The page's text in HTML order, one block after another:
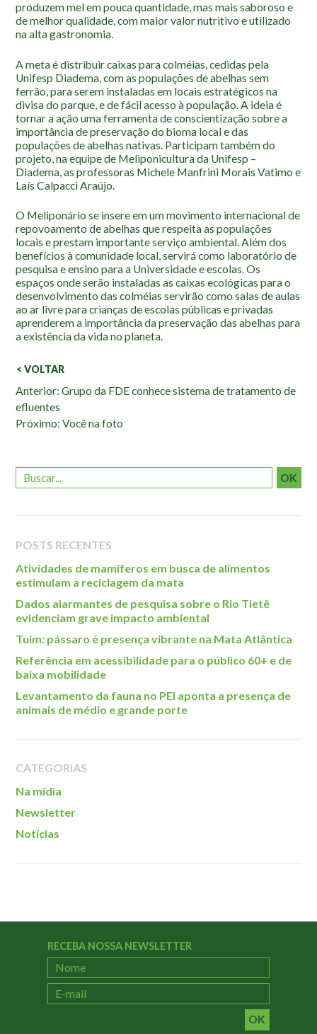
Contato
Como chegar
Assessoria de Imprensa
Localização
produzem mel em pouca quantidade, mas mais saboroso e
de melhor qualidade, com maior valor nutritivo e utilizado
na alta gastronomia.
A meta é distribuir caixas para colméias, cedidas pela
Unifesp Diadema, com as populações de abelhas sem
ferrão, para serem instaladas em locais estratégicos na
divisa do parque, e de fácil acesso à população. A ideia é
tornar a ação uma ferramenta de conscientização sobre a
importância de preservação do bioma local e das
populações de abelhas nativas. Participam também do
projeto, na equipe de Meliponicultura da Unifesp –
Diadema, as professoras Michele Manfrini Morais Vatimo e
Laís Calpacci Araújo.
O Meliponário se insere em um movimento internacional de
repovoamento de abelhas que respeita as populações
locais e prestam importante serviço ambiental. Além dos
benefícios à comunidade local, servirá como laboratório de
pesquisa e ensino para a Universidade e escolas. Os
espaços onde serão instaladas as caixas ecológicas para o
desenvolvimento das colméias servirão como salas de aulas
ao ar livre para crianças de escolas públicas e privadas
aprenderem a importância da preservação das abelhas para
a existência da vida no planeta.
< VOLTAR
Veja
também:
Anterior: Grupo da FDE conhece sistema de tratamento de
efluentes
Próximo: Você na foto
OK
POSTS RECENTES
Atividades de mamíferos em busca de alimentos
estimulam a reciclagem da mata
Dados alarmantes de pesquisa sobre o Rio Tietê
evidenciam grave impacto ambiental
Tuim: pássaro é presença vibrante na Mata Atlântica
Referência em acessibilidade para o público 60+ e de
baixa mobilidade
Levantamento da fauna no PEI aponta a presença de
animais de médio e grande porte
CATEGORIAS
Na mídia
Newsletter
Notícias
RECEBA NOSSA NEWSLETTER
OK